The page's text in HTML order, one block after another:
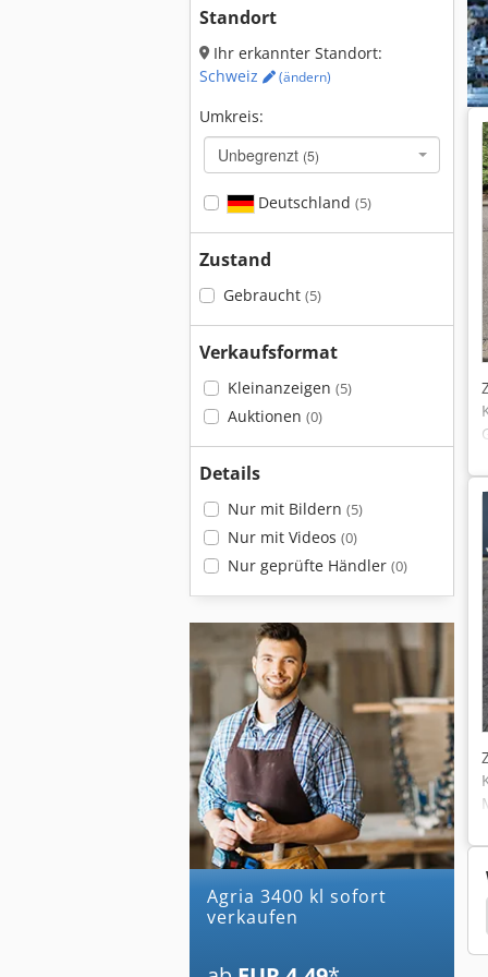
Standort
Ihr erkannter Standort:
Schweiz
(ändern)
Umkreis:
Unbegrenzt (5)
Deutschland (5)
Zustand
Gebraucht (5)
Verkaufsformat
Kleinanzeigen (5)
Auktionen (0)
Details
Nur mit Bildern (5)
Nur mit Videos (0)
Nur geprüfte Händler (0)
agria 3400 kl sofort
verkaufen
Fendt 411